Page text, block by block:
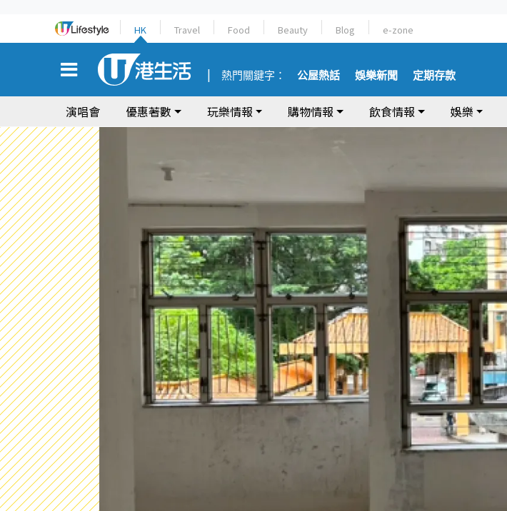
HK Travel Food Beauty Blog e-zone
熱門關鍵字： 公屋熱話 娛樂新聞 定期存款
演唱會 優惠著數 玩樂情報 購物情報 飲食情報 娛樂